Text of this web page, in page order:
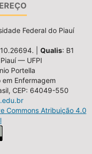
Federal do Piauí
| Qualis: B1
— UFPI
Portella
Enfermagem
CEP: 64049-550
Commons Atribuição 4.0